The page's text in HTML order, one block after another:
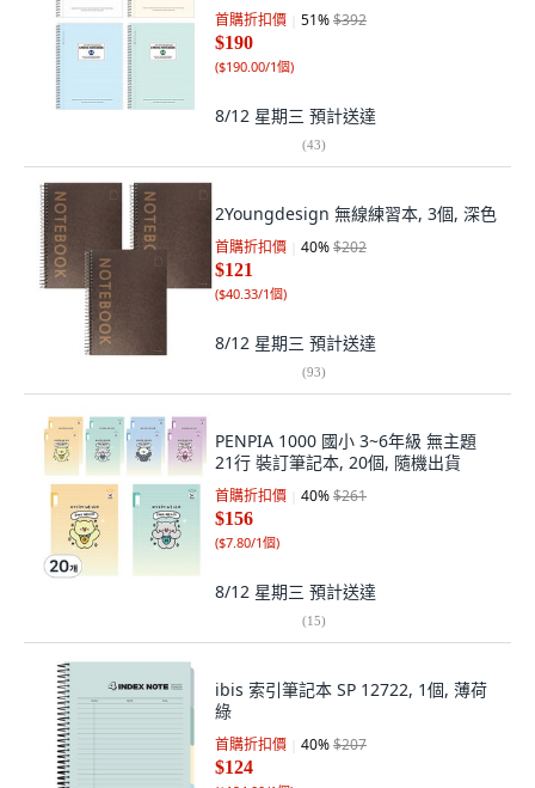
首購折扣價 51%$392
$190
($190.00/1個)
8/12 星期三 預計送達
(43)
2Youngdesign 無線練習本, 3個, 深色
首購折扣價 40%$202
$121
($40.33/1個)
8/12 星期三 預計送達
(93)
PENPIA 1000 國小 3~6年級 無主題
21行 裝訂筆記本, 20個, 隨機出貨
首購折扣價 40%$261
$156
($7.80/1個)
8/12 星期三 預計送達
(15)
ibis 索引筆記本 SP 12722, 1個, 薄荷
綠
首購折扣價 40%$207
$124